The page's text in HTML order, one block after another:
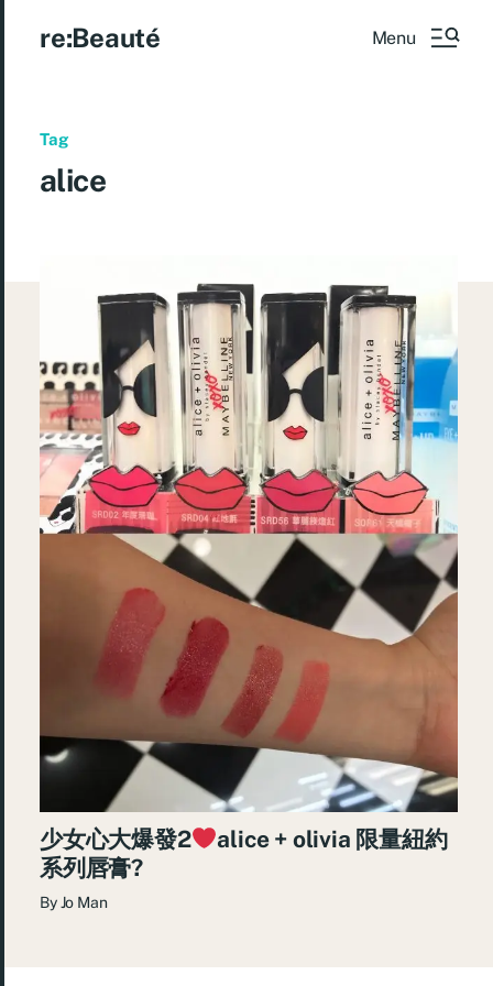
re:Beauté Menu
Tag
alice
少女心大爆發2
alice + olivia 限量紐約
系列唇膏?
ByJo Man